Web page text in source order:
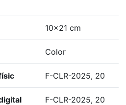
10x21 cm
Color
F-CLR-2025, 20
F-CLR-2025, 20